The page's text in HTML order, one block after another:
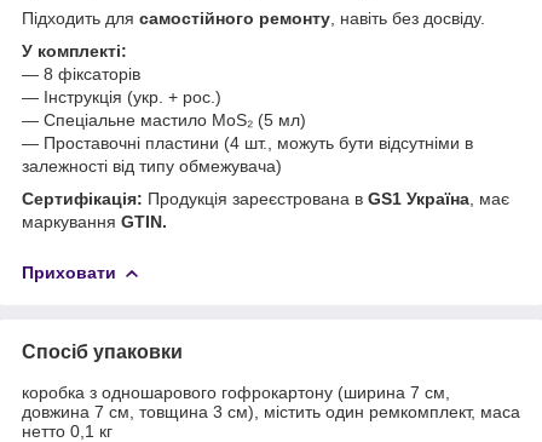
Підходить для самостійного ремонту , навіть без досвіду.
У комплекті:
— 8 фіксаторів
— Інструкція (укр. + рос.)
— Спеціальне мастило MoS₂ (5 мл)
— Проставочні пластини (4 шт., можуть бути відсутніми в
залежності від типу обмежувача)
Сертифікація: Продукція зареєстрована в GS1 Україна , має
маркування GTIN.
Приховати
Спосіб упаковки
коробка з одношарового гофрокартону (ширина 7 см,
довжина 7 см, товщина 3 см), містить один ремкомплект, маса
нетто 0,1 кг